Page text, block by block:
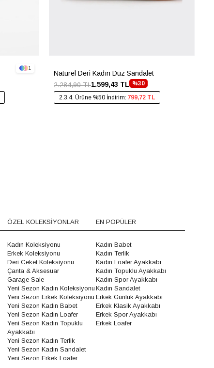
1
Naturel Deri Kadın Düz Sandalet
%30
1.599,43 TL
2.284,90 TL
2.3.4. Ürüne %50 İndirim: 799,72 TL
ÖZEL KOLEKSİYONLAR
Kadın Koleksiyonu
Erkek Koleksiyonu
Deri Ceket Koleksiyonu
Çanta & Aksesuar
Garage Sale
Yeni Sezon Kadın Koleksiyonu
Yeni Sezon Erkek Koleksiyonu
Yeni Sezon Kadın Babet
Yeni Sezon Kadın Loafer
Yeni Sezon Kadın Topuklu
Ayakkabı
Yeni Sezon Kadın Terlik
Yeni Sezon Kadın Sandalet
Yeni Sezon Erkek Loafer
EN POPÜLER
Kadın Babet
Kadın Terlik
Kadın Loafer Ayakkabı
Kadın Topuklu Ayakkabı
Kadın Spor Ayakkabı
Kadın Sandalet
Erkek Günlük Ayakkabı
Erkek Klasik Ayakkabı
Erkek Spor Ayakkabı
Erkek Loafer